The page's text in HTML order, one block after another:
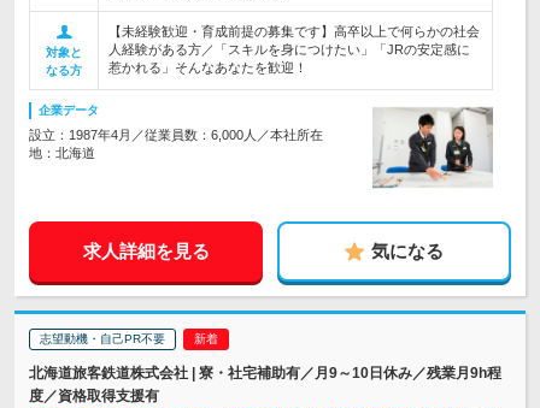
対象と
なる方
【未経験歓迎・育成前提の募集です】高卒以上で何らかの社会
人経験がある方／「スキルを身につけたい」「JRの安定感に
惹かれる」そんなあなたを歓迎！
企業データ
設立：1987年4月／従業員数：6,000人／本社所在
地：北海道
求人詳細を見る 気になる
志望動機・自己PR不要
北海道旅客鉄道株式会社 | 寮・社宅補助有／月9～10日休み／残業月9h程
度／資格取得支援有